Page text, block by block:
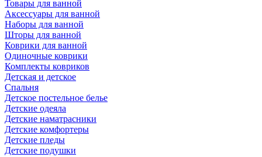
Товары для ванной
Аксессуары для ванной
Наборы для ванной
Шторы для ванной
Коврики для ванной
Одиночные коврики
Комплекты ковриков
Детская и детское
Спальня
Детское постельное белье
Детские одеяла
Детские наматрасники
Детские комфортеры
Детские пледы
Детские подушки